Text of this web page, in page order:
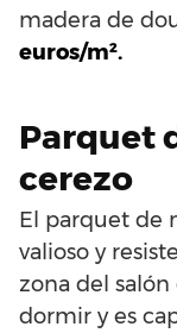
madera de
euros/m².
Parquet
cerezo
El parquet de
valioso y
zona del
dormir y es